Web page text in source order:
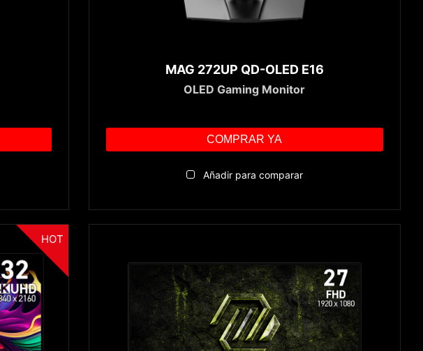
MAG 272UP QD-OLED E16
OLED Gaming Monitor
COMPRAR YA
Añadir para comparar
HOT